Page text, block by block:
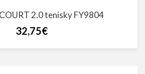
2.0 tenisky FY9804
32,75€